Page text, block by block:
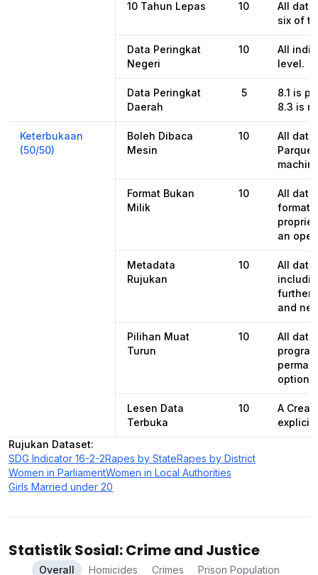
10 Tahun Lepas 10
All
six of
Data Peringkat
Negeri
10
All
level.
Data Peringkat
Daerah
5
8.1 is
8.3 is
Keterbukaan
(50/50)
Boleh Dibaca
Mesin
10
All data
Format Bukan
Milik
10
All data
format,
an
Metadata
Rujukan
10
All
further
and
Pilihan Muat
Turun
10
All data
options
Lesen Data
Terbuka
10
A
Rujukan Dataset:
SDG Indicator 16-2-2Rapes by StateRapes by District
Women in ParliamentWomen in Local Authorities
Girls Married under 20
Statistik Sosial: Crime and Justice
Overall Homicides Crimes Prison Population